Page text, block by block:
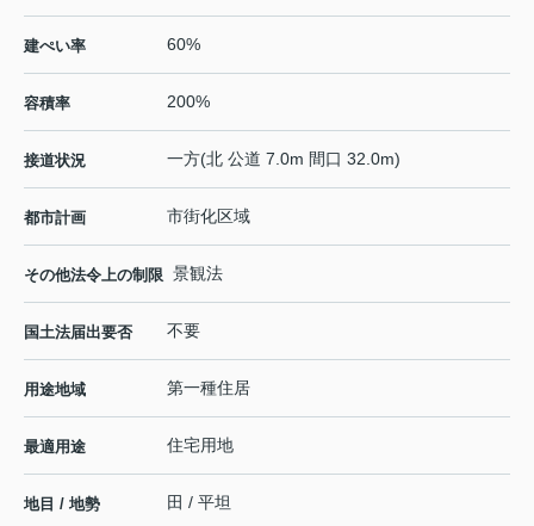
建ぺい率 60%
容積率 200%
接道状況 一方(北 公道 7.0m 間口 32.0m)
都市計画 市街化区域
その他法令上の制限 景観法
国土法届出要否 不要
用途地域 第一種住居
最適用途 住宅用地
地目 / 地勢 田 / 平坦